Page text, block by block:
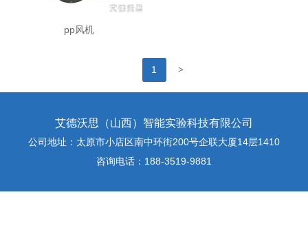
pp风机
1 >
艾德沃思（山西）智能实验科技有限公司
公司地址：太原市小店区南中环街200号企联大厦14层1410
咨询电话：188-3519-9881